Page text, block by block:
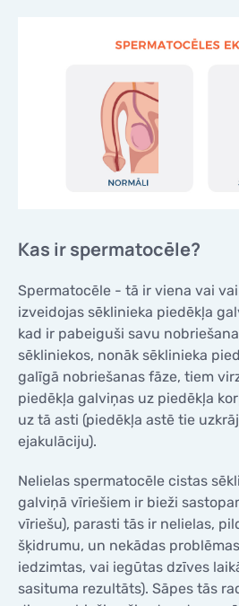
Kas ir spermatocēle?
Spermatocēle - tā ir viena vai
izveidojas sēklinieka piedēkļa
kad ir pabeiguši savu
sēkliniekos, nonāk sēklinieka
galīgā nobriešanas fāze, tiem
piedēkļa galviņas uz piedēkļa
uz tā asti (piedēkļa astē tie
ejakulāciju).
Nelielas spermatocēle cistas
galviņā vīriešiem ir bieži
vīriešu), parasti tās ir nelielas,
šķidrumu, un nekādas
iedzimtas, vai iegūtas dzīves
sasituma rezultāts). Sāpes tās